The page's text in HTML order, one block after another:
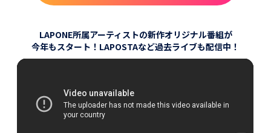
LAPONE所属アーティストの新作オリジナル番組が
今年もスタート！ LAPOSTAなど過去ライブも配信中！